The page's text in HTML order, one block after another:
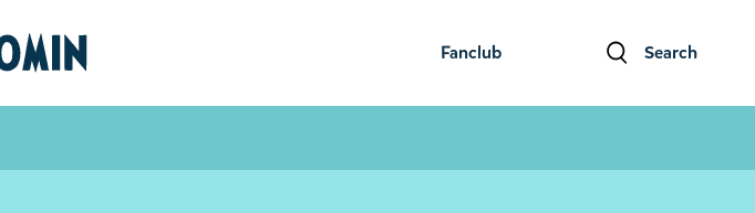
Fanclub Search